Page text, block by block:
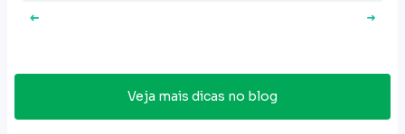
Veja mais dicas no blog